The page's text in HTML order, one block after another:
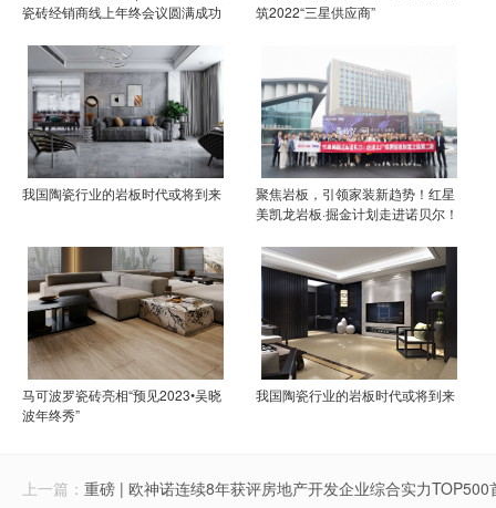
瓷砖经销商线上年终会议圆满成功
筑2022“三星供应商”
我国陶瓷行业的岩板时代或将到来
聚焦岩板，引领家装新趋势！红星
美凯龙岩板·掘金计划走进诺贝尔！
马可波罗瓷砖亮相“预见2023•吴晓
波年终秀”
我国陶瓷行业的岩板时代或将到来
上一篇： 重磅 | 欧神诺连续8年获评房地产开发企业综合实力TOP500